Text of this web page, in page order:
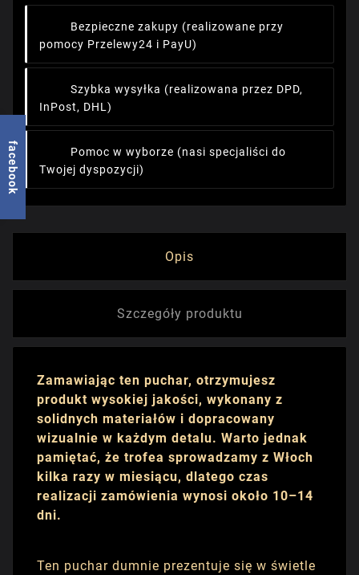
Bezpieczne zakupy (realizowane przy
pomocy Przelewy24 i PayU)
Szybka wysyłka (realizowana przez DPD,
InPost, DHL)
Pomoc w wyborze (nasi specjaliści do
Twojej dyspozycji)
Opis
Szczegóły produktu
Zamawiając ten puchar, otrzymujesz
produkt wysokiej jakości, wykonany z
solidnych materiałów i dopracowany
wizualnie w każdym detalu. Warto jednak
pamiętać, że trofea sprowadzamy z Włoch
kilka razy w miesiącu, dlatego czas
realizacji zamówienia wynosi około 10–14
dni.
Ten puchar dumnie prezentuje się w świetle
facebook